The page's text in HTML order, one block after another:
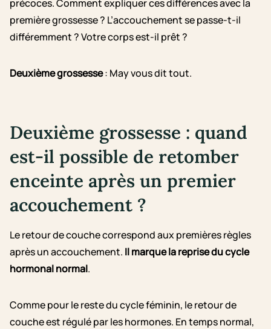
précoces. Comment expliquer ces différences avec la
première grossesse ? L’accouchement se passe-t-il
différemment ? Votre corps est-il prêt ?
Deuxième grossesse: May vous dit tout.
Deuxième grossesse : quand
est-il possible de retomber
enceinte après un premier
accouchement ?
Le retour de couche correspond aux premières règles
après un accouchement. Il marque la reprise du cycle
hormonal normal.
Comme pour le reste du cycle féminin, le retour de
couche est régulé par les hormones. En temps normal,